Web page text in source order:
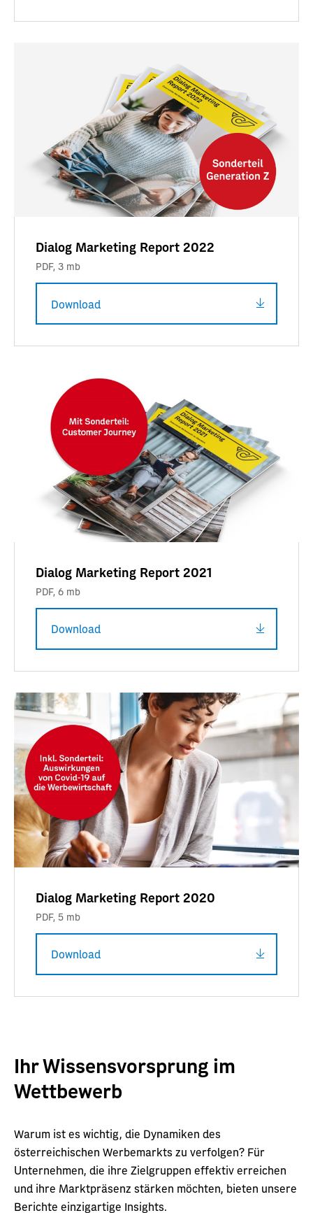
Dialog Marketing Report 2022
PDF, 3 mb
Download
Dialog Marketing Report 2021
PDF, 6 mb
Download
Dialog Marketing Report 2020
PDF, 5 mb
Download
Ihr Wissensvorsprung im
Wettbewerb
Warum ist es wichtig, die Dynamiken des
österreichischen Werbemarkts zu verfolgen? Für
Unternehmen, die ihre Zielgruppen effektiv erreichen
und ihre Marktpräsenz stärken möchten, bieten unsere
Berichte einzigartige Insights.